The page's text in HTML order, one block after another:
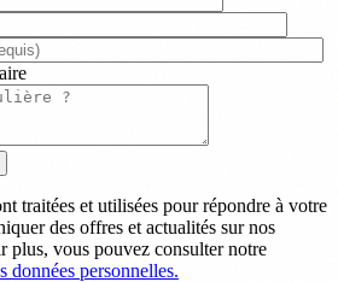
traitées et utilisées pour répondre à votre
des offres et actualités sur nos
plus, vous pouvez consulter notre
données personnelles.